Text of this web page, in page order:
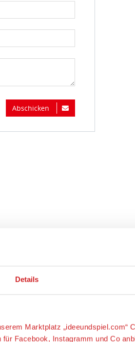
Details
Marktplatz „ideeundspiel.com“
Facebook, Instagramm und Co
Abschicken